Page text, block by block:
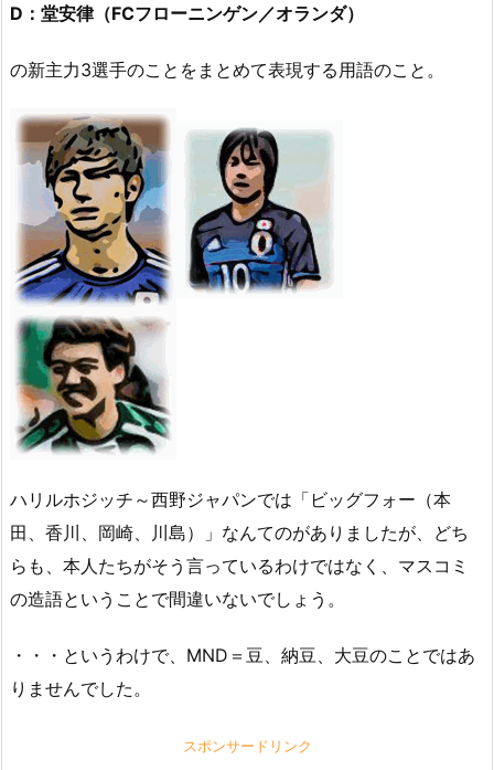
D：堂安律（FCフローニンゲン／オランダ）
の新主力3選手のことをまとめて表現する用語のこと。
ハリルホジッチ～西野ジャパンでは「ビッグフォー（本
田、香川、岡崎、川島）」なんてのがありましたが、どち
らも、本人たちがそう言っているわけではなく、マスコミ
の造語ということで間違いないでしょう。
・・・というわけで、MND＝豆、納豆、大豆のことではあ
りませんでした。
スポンサードリンク